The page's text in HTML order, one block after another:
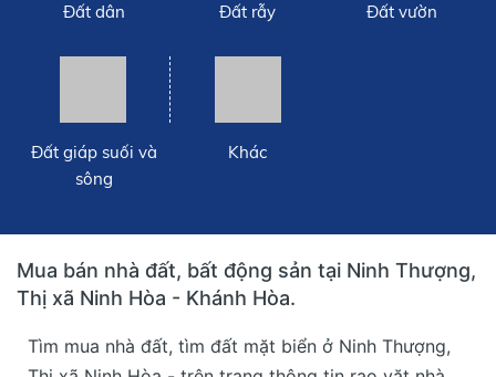
Đất dân Đất rẫy Đất vườn
Đất giáp suối và
sông
Khác
Mua bán nhà đất, bất động sản tại Ninh Thượng,
Thị xã Ninh Hòa - Khánh Hòa.
Tìm mua nhà đất, tìm đất mặt biển ở Ninh Thượng,